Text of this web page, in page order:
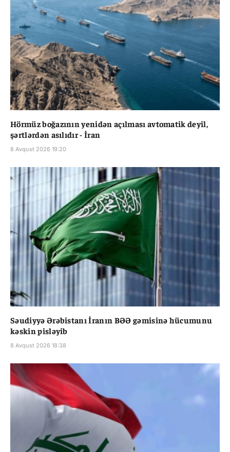
Hörmüz boğazının yenidən açılması avtomatik deyil,
şərtlərdən asılıdır - İran
8 Avqust 2026 19:20
Səudiyyə Ərəbistanı İranın BƏƏ gəmisinə hücumunu
kəskin pisləyib
8 Avqust 2026 18:38